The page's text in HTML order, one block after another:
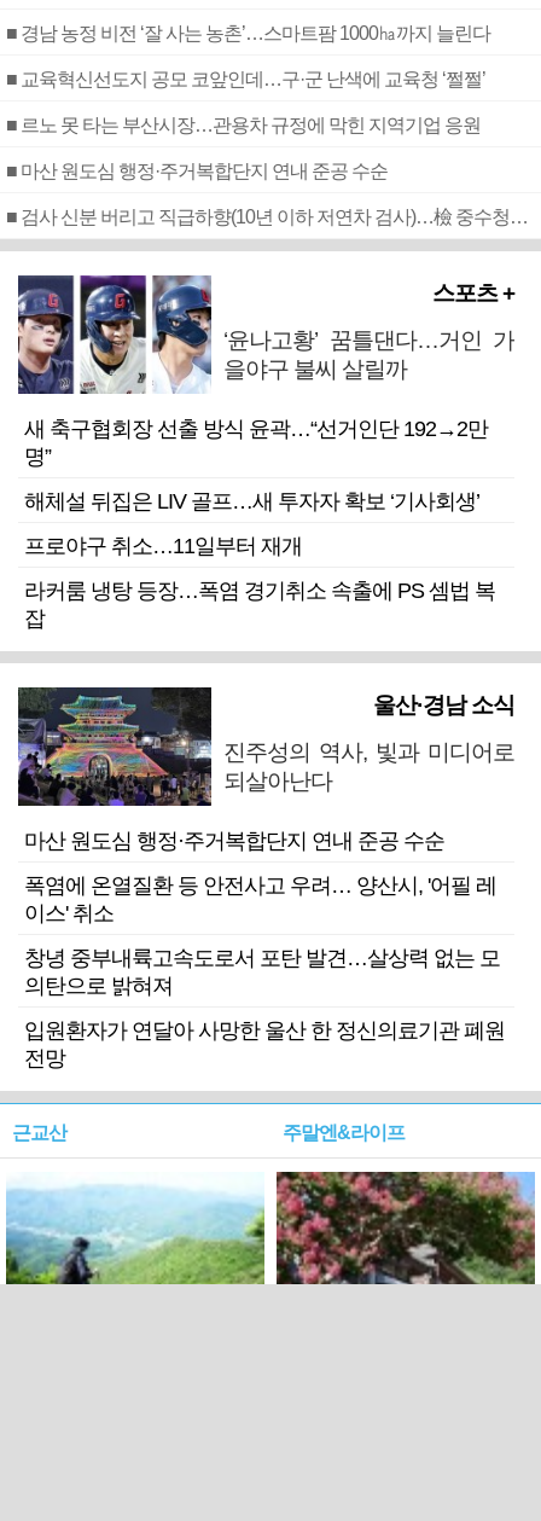
■ 경남 농정 비전 ‘잘 사는 농촌’…스마트팜 1000㏊까지 늘린다
■ 교육혁신선도지 공모 코앞인데…구·군 난색에 교육청 ‘쩔쩔’
■ 르노 못 타는 부산시장…관용차 규정에 막힌 지역기업 응원
■ 마산 원도심 행정·주거복합단지 연내 준공 수순
■ 검사 신분 버리고 직급하향(10년 이하 저연차 검사)…檢 중수청행 기피
스포츠 +
‘윤나고황’ 꿈틀댄다…거인 가
을야구 불씨 살릴까
새 축구협회장 선출 방식 윤곽…“선거인단 192→2만
명”
해체설 뒤집은 LIV 골프…새 투자자 확보 ‘기사회생’
프로야구 취소…11일부터 재개
라커룸 냉탕 등장…폭염 경기취소 속출에 PS 셈법 복
잡
울산·경남 소식
진주성의 역사, 빛과 미디어로
되살아난다
마산 원도심 행정·주거복합단지 연내 준공 수순
폭염에 온열질환 등 안전사고 우려… 양산시, '어필 레
이스' 취소
창녕 중부내륙고속도로서 포탄 발견…살상력 없는 모
의탄으로 밝혀져
입원환자가 연달아 사망한 울산 한 정신의료기관 폐원
전망
근교산 주말엔&라이프